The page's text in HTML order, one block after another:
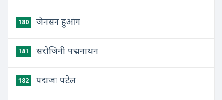
180 जेनसन हुआंग
181 सरोजिनी पद्मनाथन
182 पद्मजा पटेल